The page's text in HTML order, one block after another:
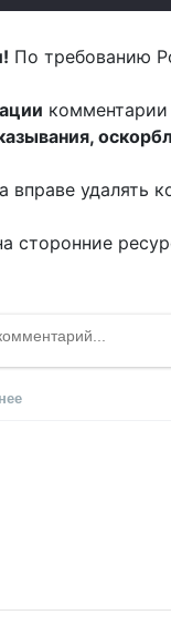
По требованию
комментарии
удалять
сторонние